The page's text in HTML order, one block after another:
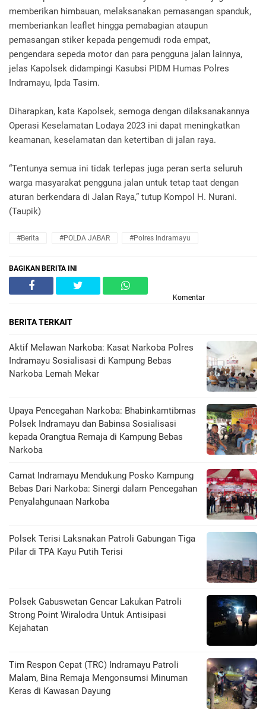
memberikan himbauan, melaksanakan pemasangan spanduk,
memberiankan leaflet hingga pemabagian ataupun
pemasangan stiker kepada pengemudi roda empat,
pengendara sepeda motor dan para pengguna jalan lainnya,
jelas Kapolsek didampingi Kasubsi PIDM Humas Polres
Indramayu, Ipda Tasim.
Diharapkan, kata Kapolsek, semoga dengan dilaksanakannya
Operasi Keselamatan Lodaya 2023 ini dapat meningkatkan
keamanan, keselamatan dan ketertiban di jalan raya.
“Tentunya semua ini tidak terlepas juga peran serta seluruh
warga masyarakat pengguna jalan untuk tetap taat dengan
aturan berkendara di Jalan Raya,” tutup Kompol H. Nurani.
(Taupik)
#Berita #POLDA JABAR #Polres Indramayu
BAGIKAN BERITA INI
Komentar
BERITA TERKAIT
Aktif Melawan Narkoba: Kasat Narkoba Polres
Indramayu Sosialisasi di Kampung Bebas
Narkoba Lemah Mekar
Upaya Pencegahan Narkoba: Bhabinkamtibmas
Polsek Indramayu dan Babinsa Sosialisasi
kepada Orangtua Remaja di Kampung Bebas
Narkoba
Camat Indramayu Mendukung Posko Kampung
Bebas Dari Narkoba: Sinergi dalam Pencegahan
Penyalahgunaan Narkoba
Polsek Terisi Laksnakan Patroli Gabungan Tiga
Pilar di TPA Kayu Putih Terisi
Polsek Gabuswetan Gencar Lakukan Patroli
Strong Point Wiralodra Untuk Antisipasi
Kejahatan
Tim Respon Cepat (TRC) Indramayu Patroli
Malam, Bina Remaja Mengonsumsi Minuman
Keras di Kawasan Dayung